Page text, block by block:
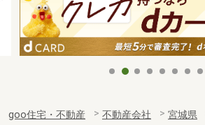
goo住宅・不動産 不動産会社 宮城県